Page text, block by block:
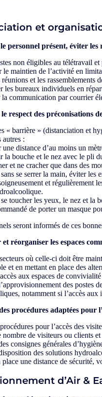
et
personnel présent, éviter
non éligibles au télétravail
le maintien de l’activité en
et les rassemblements
les bureaux individuels en
communication par courrier
respect des préconisations
« barrière » (distanciation et
autres :
distance d’au moins un
la bouche et le nez avec le pli
et ne cracher que dans des
se serrer la main, éviter les
et régulièrement
toucher les yeux, le nez et la
de porter un masque
seront informés de ces
réorganiser les espaces
où celle-ci doit être
et en mettant en place des
aux espaces de
des postes
notamment si l’accès
procédures adaptées pour
pour l’accès des
de visiteurs ou clients et
consignes générales
des solutions
une distance de sécurité,
d’Air &